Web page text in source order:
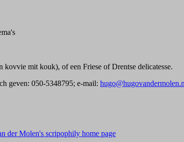
mit kouk), of een Friese of Drentse delicatesse.
geven: 050-5348795; e-mail:
der Molen's scripophily home page